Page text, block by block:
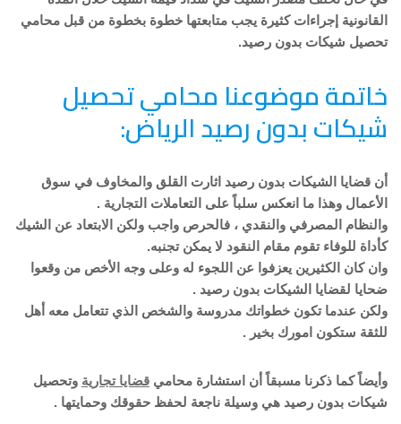
القانونية إجراءات كثيرة يجب متابعتها خطوة بخطوة من قبل محامي
تحصيل شيكات بدون رصيد.
خاتمة موضوعنا محامي تحصيل
شيكات بدون رصيد الرياض:
أن قضايا الشيكات بدون رصيد اثارت القلق والمخاوف في سوق
الأعمال وهذا ما انعكس سلباً على التعاملات التجارية .
والنظام المصرفي والنقدي ، فالحرص واجب ولكن الابتعاد عن الشيك
كأداة للوفاء تقوم مقام النقود لا يمكن تجنبه.
وان كان الكثيرين يعزفوا عن اللجوء له وعلى وجه الأخص من وقعوا
ضحايا لقضايا الشيكات بدون رصيد .
ولكن عندما تكون خطواتك مدروسة والشخص الذي تتعامل معه أهل
للثقة ستكون امورك بخير .
وأيضاً كما ذكرنا مسبقاً أن استشارة محامي قضايا تجارية وتحصيل
شيكات بدون رصيد هي وسيلة ناجعة لحفظ حقوقك وحمايتها .